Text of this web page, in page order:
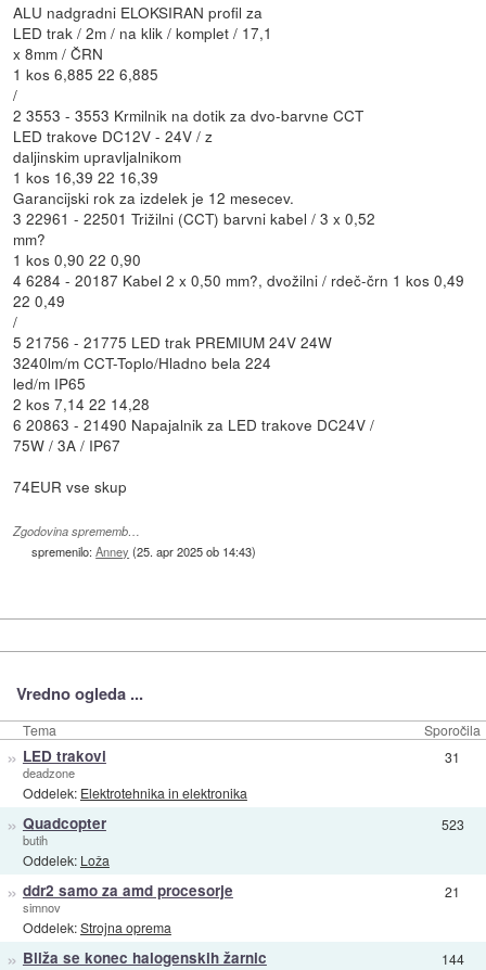
ALU nadgradni ELOKSIRAN profil za
LED trak / 2m / na klik / komplet / 17,1
x 8mm / ČRN
1 kos 6,885 22 6,885
/
2 3553 - 3553 Krmilnik na dotik za dvo-barvne CCT
LED trakove DC12V - 24V / z
daljinskim upravljalnikom
1 kos 16,39 22 16,39
Garancijski rok za izdelek je 12 mesecev.
3 22961 - 22501 Trižilni (CCT) barvni kabel / 3 x 0,52
mm?
1 kos 0,90 22 0,90
4 6284 - 20187 Kabel 2 x 0,50 mm?, dvožilni / rdeč-črn 1 kos 0,49
22 0,49
/
5 21756 - 21775 LED trak PREMIUM 24V 24W
3240lm/m CCT-Toplo/Hladno bela 224
led/m IP65
2 kos 7,14 22 14,28
6 20863 - 21490 Napajalnik za LED trakove DC24V /
75W / 3A / IP67
74EUR vse skup
Zgodovina sprememb…
spremenilo:Anney (25. apr 2025 ob 14:43)
Vredno ogleda ...
Tema Sporočila
» LED trakovi
deadzone
Oddelek: Elektrotehnika in elektronika
31
» Quadcopter
butih
Oddelek: Loža
523
» ddr2 samo za amd procesorje
simnov
Oddelek:Strojna oprema
21
» Bliža se konec halogenskih žarnic 144